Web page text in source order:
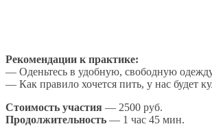
Рекомендации к практике:
— Оденьтесь в удобную, свободную
— Как правило хочется пить, у нас будет
Стоимость участия — 2500 руб.
Продолжительность — 1 час 45 мин.